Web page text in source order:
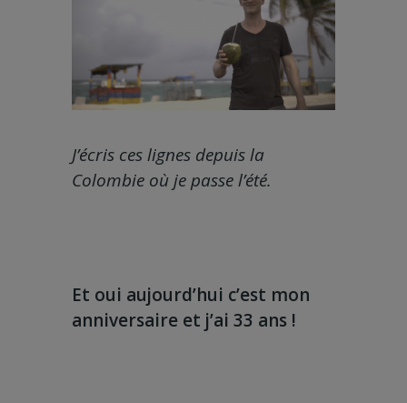
J’écris ces lignes depuis la
Colombie où je passe l’été.
Et oui aujourd’hui c’est mon
anniversaire et j’ai 33 ans !